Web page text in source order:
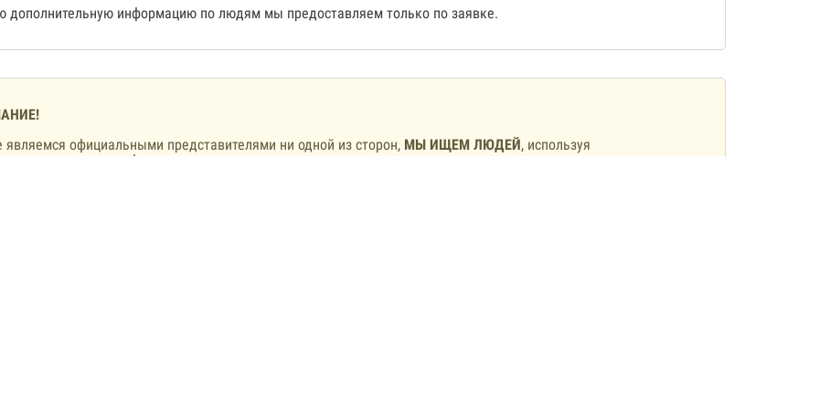
дополнительную информацию по людям мы предоставляем только по заявке.
официальными представителями ни одной из сторон, МЫ ИЩЕМ ЛЮДЕЙ, используя
размещенную информацию.